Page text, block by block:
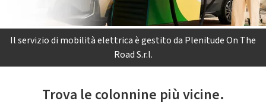
Il servizio di mobilità elettrica è gestito da Plenitude On The
Road S.r.l.
Trova le colonnine più vicine.